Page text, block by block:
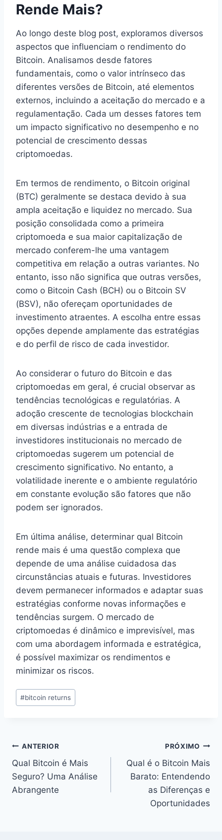
Rende Mais?
Ao longo deste blog post, exploramos diversos
aspectos que influenciam o rendimento do
Bitcoin. Analisamos desde fatores
fundamentais, como o valor intrínseco das
diferentes versões de Bitcoin, até elementos
externos, incluindo a aceitação do mercado e a
regulamentação. Cada um desses fatores tem
um impacto significativo no desempenho e no
potencial de crescimento dessas
criptomoedas.
Em termos de rendimento, o Bitcoin original
(BTC) geralmente se destaca devido à sua
ampla aceitação e liquidez no mercado. Sua
posição consolidada como a primeira
criptomoeda e sua maior capitalização de
mercado conferem-lhe uma vantagem
competitiva em relação a outras variantes. No
entanto, isso não significa que outras versões,
como o Bitcoin Cash (BCH) ou o Bitcoin SV
(BSV), não ofereçam oportunidades de
investimento atraentes. A escolha entre essas
opções depende amplamente das estratégias
e do perfil de risco de cada investidor.
Ao considerar o futuro do Bitcoin e das
criptomoedas em geral, é crucial observar as
tendências tecnológicas e regulatórias. A
adoção crescente de tecnologias blockchain
em diversas indústrias e a entrada de
investidores institucionais no mercado de
criptomoedas sugerem um potencial de
crescimento significativo. No entanto, a
volatilidade inerente e o ambiente regulatório
em constante evolução são fatores que não
podem ser ignorados.
Em última análise, determinar qual Bitcoin
rende mais é uma questão complexa que
depende de uma análise cuidadosa das
circunstâncias atuais e futuras. Investidores
devem permanecer informados e adaptar suas
estratégias conforme novas informações e
tendências surgem. O mercado de
criptomoedas é dinâmico e imprevisível, mas
com uma abordagem informada e estratégica,
é possível maximizar os rendimentos e
minimizar os riscos.
Tags
do
#bitcoin returns
Navegação
de
Post
ANTERIOR
Qual Bitcoin é Mais
Seguro? Uma Análise
Abrangente
PRÓXIMO
Qual é o Bitcoin Mais
Barato: Entendendo
as Diferenças e
Oportunidades